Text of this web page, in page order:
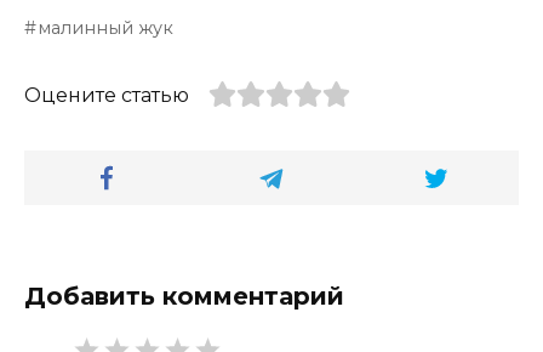
малинный жук
Оцените статью
Добавить комментарий